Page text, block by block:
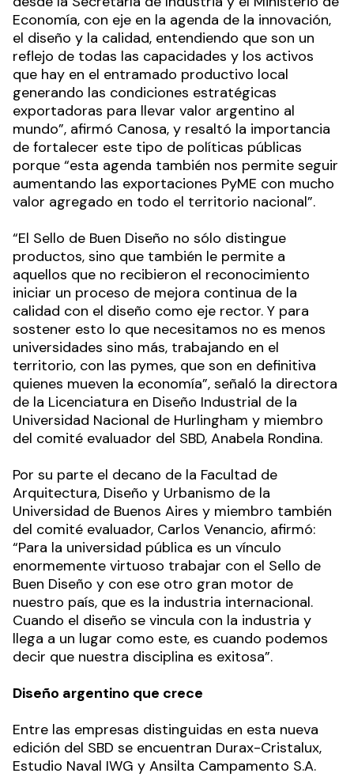
Economía, con eje en la agenda de la innovación,
el diseño y la calidad, entendiendo que son un
reflejo de todas las capacidades y los activos
que hay en el entramado productivo local
generando las condiciones estratégicas
exportadoras para llevar valor argentino al
mundo”, afirmó Canosa, y resaltó la importancia
de fortalecer este tipo de políticas públicas
porque “esta agenda también nos permite seguir
aumentando las exportaciones PyME con mucho
valor agregado en todo el territorio nacional”.
“El Sello de Buen Diseño no sólo distingue
productos, sino que también le permite a
aquellos que no recibieron el reconocimiento
iniciar un proceso de mejora continua de la
calidad con el diseño como eje rector. Y para
sostener esto lo que necesitamos no es menos
universidades sino más, trabajando en el
territorio, con las pymes, que son en definitiva
quienes mueven la economía”, señaló la directora
de la Licenciatura en Diseño Industrial de la
Universidad Nacional de Hurlingham y miembro
del comité evaluador del SBD, Anabela Rondina.
Por su parte el decano de la Facultad de
Arquitectura, Diseño y Urbanismo de la
Universidad de Buenos Aires y miembro también
del comité evaluador, Carlos Venancio, afirmó:
“Para la universidad pública es un vínculo
enormemente virtuoso trabajar con el Sello de
Buen Diseño y con ese otro gran motor de
nuestro país, que es la industria internacional.
Cuando el diseño se vincula con la industria y
llega a un lugar como este, es cuando podemos
decir que nuestra disciplina es exitosa”.
Diseño argentino que crece
Entre las empresas distinguidas en esta nueva
edición del SBD se encuentran Durax-Cristalux,
Estudio Naval IWG y Ansilta Campamento S.A.